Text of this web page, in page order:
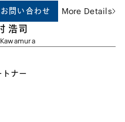
にわたり、多くの国内外金融
日本における事業の様々な
世界的な金融機関の多数の合
います。
お問い合わせ More Details
浩司
トナー